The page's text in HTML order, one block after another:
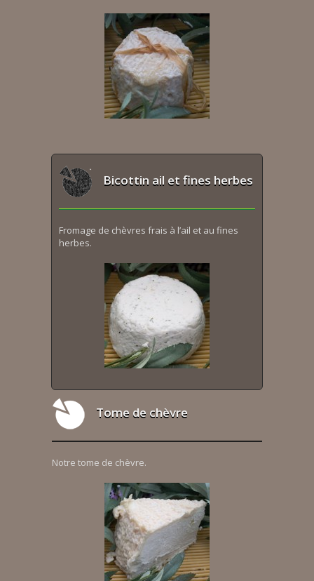
Bicottin ail et fines herbes
Fromage de chèvres frais à l’ail et au fines
herbes.
Tome de chèvre
Notre tome de chèvre.